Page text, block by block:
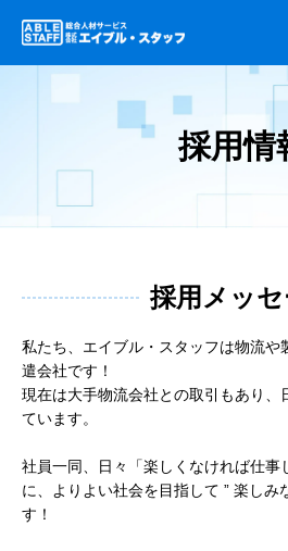
採用情
採用メッ
私たち、エイブル・スタッフは物流や
遣会社です！
現在は大手物流会社との取引もあり、
ています。
社員一同、日々「楽しくなければ仕事
に、よりよい社会を目指して ” 楽しみ
す！